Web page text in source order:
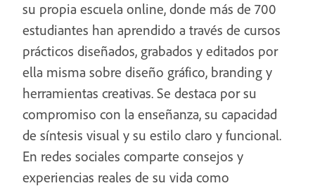
su propia escuela online, donde más de 700
estudiantes han aprendido a través de cursos
prácticos diseñados, grabados y editados por
ella misma sobre diseño gráfico, branding y
herramientas creativas. Se destaca por su
compromiso con la enseñanza, su capacidad
de síntesis visual y su estilo claro y funcional.
En redes sociales comparte consejos y
experiencias reales de su vida como